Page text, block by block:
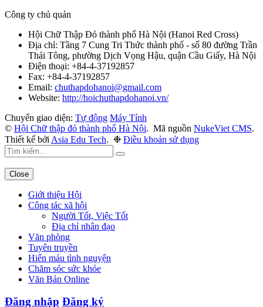
Công ty chủ quản
Hội Chữ Thập Đỏ thành phố Hà Nội (Hanoi Red Cross)
Địa chỉ: Tầng 7 Cung Tri Thức thành phố - số 80 đường Trần
Thái Tông, phường Dịch Vọng Hậu, quận Cầu Giấy, Hà Nội
Điện thoại: +84-4-37192857
Fax: +84-4-37192857
Email: chuthapdohanoi@gmail.com
Website: http://hoichuthapdohanoi.vn/
Chuyển giao diện: Tự động Máy Tính
© Hội Chữ thập đỏ thành phố Hà Nội. Mã nguồn NukeViet CMS.
Thiết kế bởi Asia Edu Tech. ❉ Điều khoản sử dụng
Close
Giới thiệu Hội
Công tác xã hội
Người Tốt, Việc Tốt
Địa chỉ nhân đạo
Văn phòng
Tuyên truyền
Hiến máu tình nguyện
Chăm sóc sức khỏe
Văn Bản Online
Đăng nhập Đăng ký